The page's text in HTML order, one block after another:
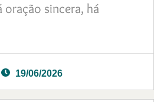
oração sincera, há
19/06/2026